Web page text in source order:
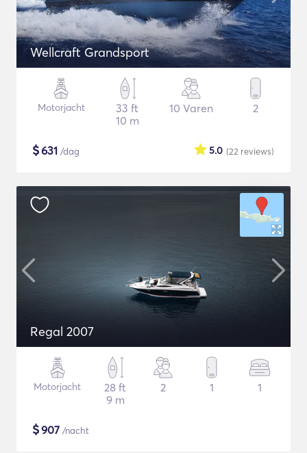
Wellcraft Grandsport
Motorjacht
33 ft
10 m
10 Varen 2
$631 /dag (22 reviews)
5.0
Regal 2007
Motorjacht
28 ft
9 m
2 1 1
$907 /nacht